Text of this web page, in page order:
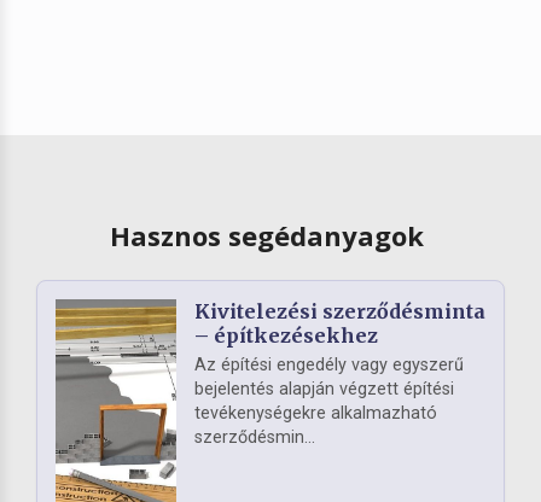
Hasznos segédanyagok
Kivitelezési szerződésminta
– építkezésekhez
Az építési engedély vagy egyszerű
bejelentés alapján végzett építési
tevékenységekre alkalmazható
szerződésmin...